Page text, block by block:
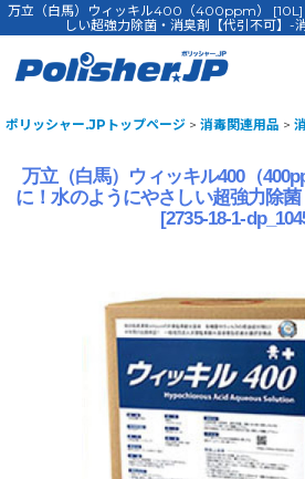
万立（白馬）ウィッキル400（400ppm） [10L]
しい超強力除菌・消臭剤【代引不可】-
ポリッシャー.JPトップページ > 消毒関連用品 >
万立（白馬）ウィッキル400（
に！水のようにやさしい超強力除菌
[2735-18-1-